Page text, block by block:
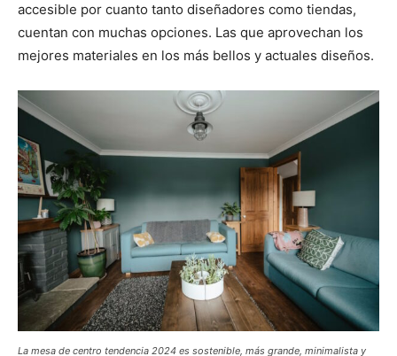
accesible por cuanto tanto diseñadores como tiendas,
cuentan con muchas opciones. Las que aprovechan los
mejores materiales en los más bellos y actuales diseños.
La mesa de centro tendencia 2024 es sostenible, más grande, minimalista y